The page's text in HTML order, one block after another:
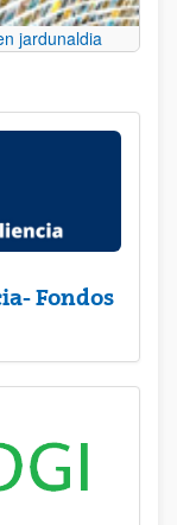
jardunaldia
Fondos